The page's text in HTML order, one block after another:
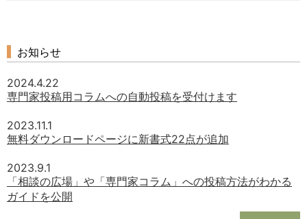
お知らせ
2024.4.22
専門家投稿用コラムへの自動投稿を受付けます
2023.11.1
無料ダウンロードページに新書式22点が追加
2023.9.1
「相談の広場」や「専門家コラム」への投稿方法がわかる
ガイドを公開